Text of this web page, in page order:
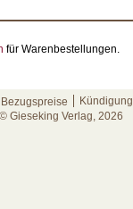
für Warenbestellungen.
Bezugspreise Kündigung
© Gieseking Verlag, 2026